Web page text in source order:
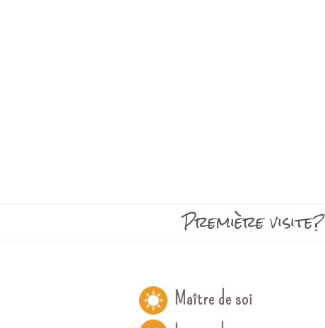
Première visite?
Maître de soi